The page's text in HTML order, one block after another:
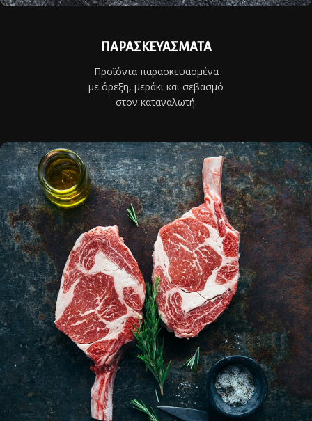
ΠΑΡΑΣΚΕΥΑΣΜΑΤΑ
Προϊόντα παρασκευασμένα
με όρεξη, μεράκι και σεβασμό
στον καταναλωτή.